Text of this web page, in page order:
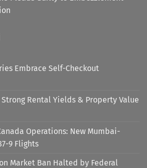
Embrace Self-Checkout
Rental Yields & Property Value
Operations: New Mumbai-
9 Flights
Market Ban Halted by Federal